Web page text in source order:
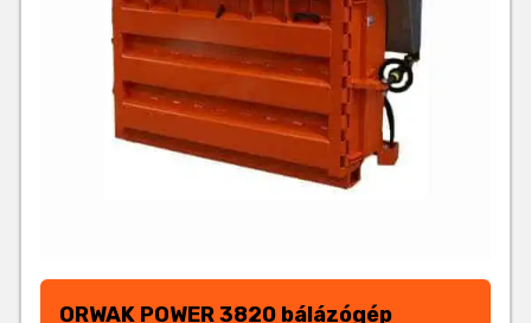
ORWAK POWER 3820 bálázógép